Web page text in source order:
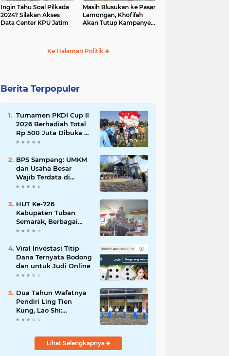
Ingin Tahu Soal Pilkada
2024? Silakan Akses
Data Center KPU Jatim
Masih Blusukan ke Pasar
Lamongan, Khofifah
Akan Tutup Kampanye
Ke Halaman Politik
Berita Terpopuler
Turnamen PKDI Cup II
2026 Berhadiah Total
Rp 500 Juta Dibuka di
Jombang, Ketua PKDI
Mahdi: Ajang
Silaturrahmi dan
Media Komunikasi
Antar-Kades untuk
BPS Sampang: UMKM
dan Usaha Besar
Wajib Terdata di
Sensus Ekonomi 2026,
Sasaran
HUT Ke-726
Kabupaten Tuban
Semarak, Berbagai
Prestasinya Pun
Viral Investasi Titip
Dana Ternyata Bodong
dan untuk Judi Online
Dua Tahun Wafatnya
Pendiri Ling Tien
Kung, Lao Shi:
Amanah Harus Kita
Lihat Selengkapnya